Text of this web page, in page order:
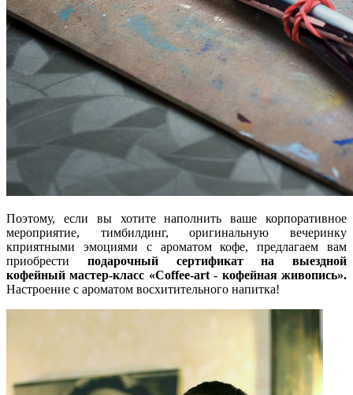
Поэтому, если вы хотите наполнить ваше корпоративное
мероприятие, тимбилдинг, оригинальную вечеринку
кприятными эмоциями с ароматом кофе, предлагаем вам
приобрести подарочный сертификат на выездной
кофейный мастер-класс «Coffee-art - кофейная живопись».
Настроение с ароматом восхитительного напитка!